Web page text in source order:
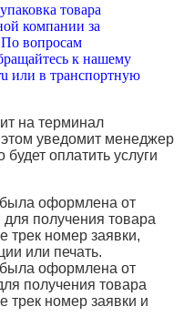
товара
компании за
вопросам
к нашему
или в транспортную
на терминал
уведомит менеджер
оплатить услуги
была оформлена от
получения товара
трек номер заявки,
или печать.
была оформлена от
получения товара
трек номер заявки и